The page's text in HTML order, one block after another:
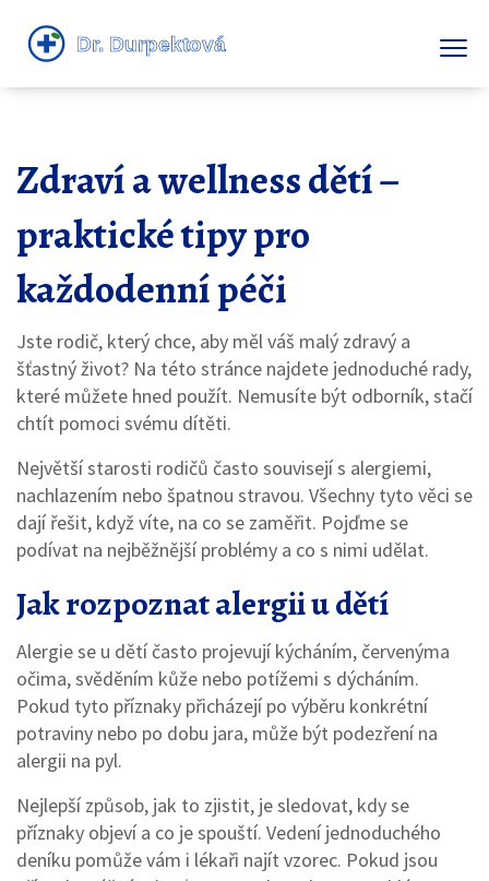
Zdraví a wellness dětí –
praktické tipy pro
každodenní péči
Jste rodič, který chce, aby měl váš malý zdravý a
šťastný život? Na této stránce najdete jednoduché rady,
které můžete hned použít. Nemusíte být odborník, stačí
chtít pomoci svému dítěti.
Největší starosti rodičů často souvisejí s alergiemi,
nachlazením nebo špatnou stravou. Všechny tyto věci se
dají řešit, když víte, na co se zaměřit. Pojďme se
podívat na nejběžnější problémy a co s nimi udělat.
Jak rozpoznat alergii u dětí
Alergie se u dětí často projevují kýcháním, červenýma
očima, svěděním kůže nebo potížemi s dýcháním.
Pokud tyto příznaky přicházejí po výběru konkrétní
potraviny nebo po dobu jara, může být podezření na
alergii na pyl.
Nejlepší způsob, jak to zjistit, je sledovat, kdy se
příznaky objeví a co je spouští. Vedení jednoduchého
deníku pomůže vám i lékaři najít vzorec. Pokud jsou